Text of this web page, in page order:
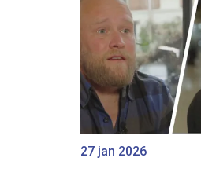
27 jan 2026